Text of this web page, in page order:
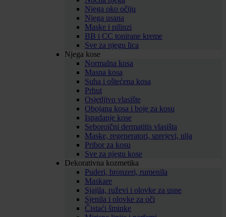
Njega oko očiju
Njega usana
Maske i pilinzi
BB i CC tonirane kreme
Sve za njegu lica
Njega kose
Normalna kosa
Masna kosa
Suha i oštećena kosa
Prhut
Osjetljivo vlasište
Obojana kosa i boje za kosu
Ispadanje kose
Seboroični dermatitis vlasišta
Maske, regeneratori, sprejevi, ulja
Pribor za kosu
Sve za njegu kose
Dekorativna kozmetika
Puderi, bronzeri, rumenila
Maskare
Sjajila, ruževi i olovke za usne
Sjenila i olovke za oči
Čistaći šminke